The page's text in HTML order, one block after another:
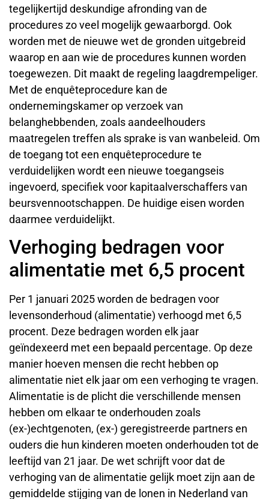
tegelijkertijd deskundige afronding van de
procedures zo veel mogelijk gewaarborgd. Ook
worden met de nieuwe wet de gronden uitgebreid
waarop en aan wie de procedures kunnen worden
toegewezen. Dit maakt de regeling laagdrempeliger.
Met de enquêteprocedure kan de
ondernemingskamer op verzoek van
belanghebbenden, zoals aandeelhouders
maatregelen treffen als sprake is van wanbeleid. Om
de toegang tot een enquêteprocedure te
verduidelijken wordt een nieuwe toegangseis
ingevoerd, specifiek voor kapitaalverschaffers van
beursvennootschappen. De huidige eisen worden
daarmee verduidelijkt.
Verhoging bedragen voor
alimentatie met 6,5 procent
Per 1 januari 2025 worden de bedragen voor
levensonderhoud (alimentatie) verhoogd met 6,5
procent. Deze bedragen worden elk jaar
geïndexeerd met een bepaald percentage. Op deze
manier hoeven mensen die recht hebben op
alimentatie niet elk jaar om een verhoging te vragen.
Alimentatie is de plicht die verschillende mensen
hebben om elkaar te onderhouden zoals
(ex-)echtgenoten, (ex-) geregistreerde partners en
ouders die hun kinderen moeten onderhouden tot de
leeftijd van 21 jaar. De wet schrijft voor dat de
verhoging van de alimentatie gelijk moet zijn aan de
gemiddelde stijging van de lonen in Nederland van